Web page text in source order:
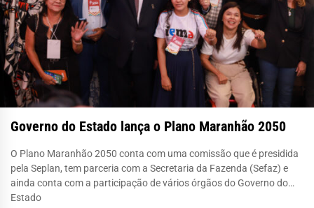
Governo do Estado lança o Plano Maranhão 2050
O Plano Maranhão 2050 conta com uma comissão que é presidida
pela Seplan, tem parceria com a Secretaria da Fazenda (Sefaz) e
ainda conta com a participação de vários órgãos do Governo do
Estado